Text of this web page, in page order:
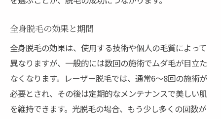
肌タイプ別の脱毛効果の違い
カウンセリングでの重要な質問事項
明和町で評判の高い優良脱毛サロンの特徴
地域での評判を得るサロンの条件
顧客満足度の高いサロンのサービス
全身脱毛の効果と期間
全身脱毛の効果は、使用する技術や個人の毛質によって
異なりますが、一般的には数回の施術でムダ毛が目立た
なくなります。レーザー脱毛では、通常6〜8回の施術が
必要とされ、その後は定期的なメンテナンスで美しい肌
を維持できます。光脱毛の場合、もう少し多くの回数が